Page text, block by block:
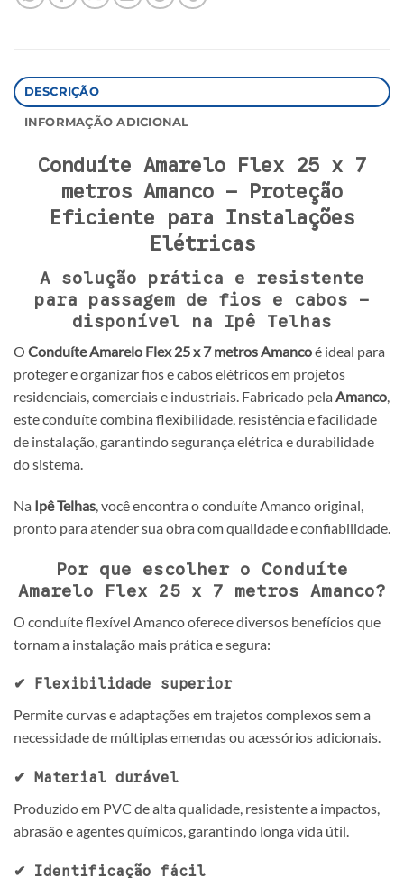
DESCRIÇÃO
INFORMAÇÃO ADICIONAL
Conduíte Amarelo Flex 25 x 7
metros Amanco – Proteção
Eficiente para Instalações
Elétricas
A solução prática e resistente
para passagem de fios e cabos –
disponível na Ipê Telhas
O Conduíte Amarelo Flex 25 x 7 metros Amancoé ideal para
proteger e organizar fios e cabos elétricos em projetos
residenciais, comerciais e industriais. Fabricado pela Amanco,
este conduíte combina flexibilidade, resistência e facilidade
de instalação, garantindo segurança elétrica e durabilidade
do sistema.
Na Ipê Telhas, você encontra o conduíte Amanco original,
pronto para atender sua obra com qualidade e confiabilidade.
Por que escolher o Conduíte
Amarelo Flex 25 x 7 metros Amanco?
O conduíte flexível Amanco oferece diversos benefícios que
tornam a instalação mais prática e segura:
✔ Flexibilidade superior
Permite curvas e adaptações em trajetos complexos sem a
necessidade de múltiplas emendas ou acessórios adicionais.
✔ Material durável
Produzido em PVC de alta qualidade, resistente a impactos,
abrasão e agentes químicos, garantindo longa vida útil.
✔ Identificação fácil